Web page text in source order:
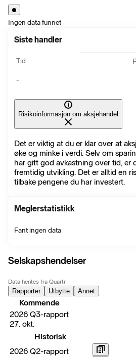
Ingen data funnet
Siste handler
Tid
-
Risikoinformasjon om aksjehandel
Det er viktig at du er klar over at
øke og minke i verdi. Selv om
har gitt god avkastning over tid, er
fremtidig utvikling. Det er alltid en
tilbake pengene du har investert.
Meglerstatistikk
Fant ingen data
Selskapshendelser
Data hentes fra Quartr
Rapporter Utbytte Annet
Kommende
2026 Q3-rapport
27. okt.
Historisk
2026 Q2-rapport